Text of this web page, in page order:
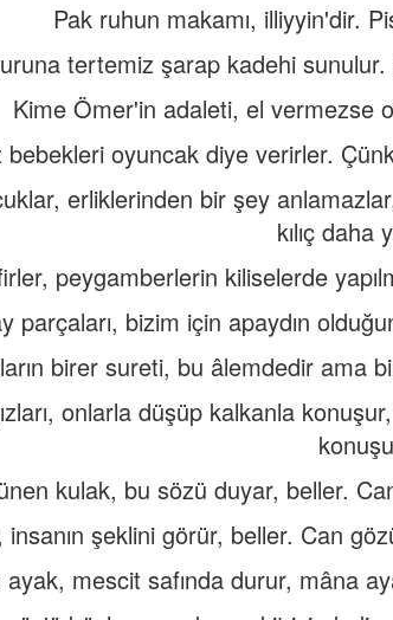
Pak ruhun makamı, illiyyin'dir.
tertemiz şarap kadehi
Kime Ömer'in adaleti, el vermezse
bebekleri oyuncak diye verirler.
erliklerinden bir şey
kılıç daha
peygamberlerin kiliselerde
parçaları, bizim için apaydın
birer sureti, bu âlemdedir ama
onlarla düşüp kalkanla
kulak, bu sözü duyar, beller.
şeklini görür, beller. Can
mescit safında durur, mâna